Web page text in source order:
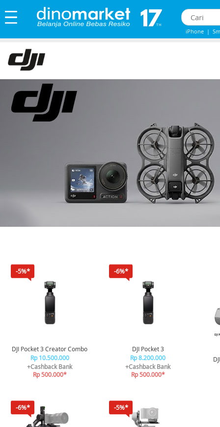
iPhone |
-5%*
DJI Pocket 3 Creator Combo
Rp 10.500.000
+Cashback Bank
Rp 500.000*
-6%*
DJI Pocket 3
Rp 8.200.000
+Cashback Bank
Rp 500.000*
-6%* -5%*